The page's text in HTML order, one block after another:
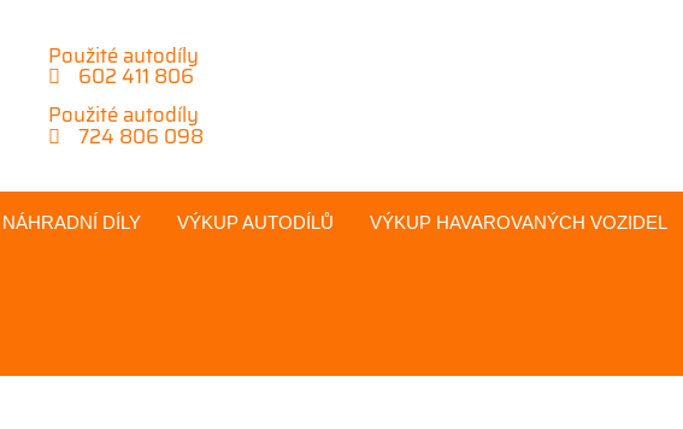
Použité autodíly
602 411 806
Použité autodíly
724 806 098
NÁHRADNÍ DÍLY VÝKUP AUTODÍLŮ VÝKUP HAVAROVANÝCH VOZIDEL